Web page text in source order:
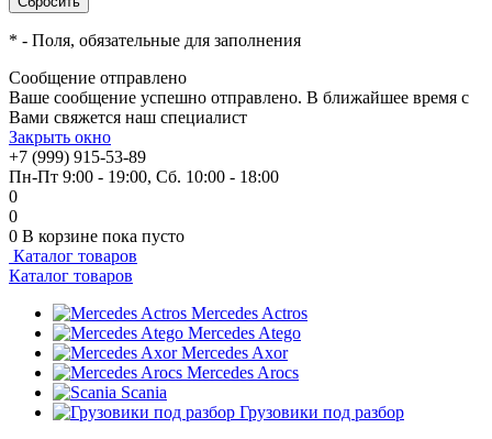
* - Поля, обязательные для заполнения
Сообщение отправлено
Ваше сообщение успешно отправлено. В ближайшее время с
Вами свяжется наш специалист
Закрыть окно
+7 (999) 915-53-89
Пн-Пт 9:00 - 19:00, Сб. 10:00 - 18:00
0
0
0 В корзине пока пусто
Каталог товаров
Каталог товаров
Mercedes Actros
Mercedes Atego
Mercedes Axor
Mercedes Arocs
Scania
Грузовики под разбор